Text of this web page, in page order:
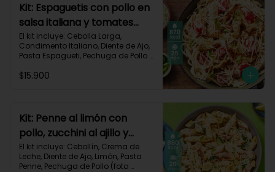
Kit: Espaguetis con pollo en
salsa italiana y tomates
uvalina-129
El kit incluye: Cebolla Larga,
Condimento Italiano, Diente de Ajo,
Pasta Espagueti, Pechuga de Pollo
Parmesano, Tomate Tipo Cherry,
Proteínas 49g
$15.900
Kit: Penne al limón con
pollo, zucchini al ajillo y
cebollín-111
El kit incluye: Cebollín, Crema de
Leche, Diente de Ajo, Limón, Pasta
Penne, Pechuga de Pollo (foto